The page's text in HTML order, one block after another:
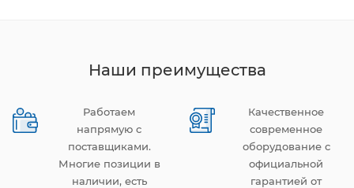
Наши преимущества
Работаем
напрямую с
поставщиками.
Многие позиции в
наличии, есть
Качественное
современное
оборудование с
официальной
гарантией от